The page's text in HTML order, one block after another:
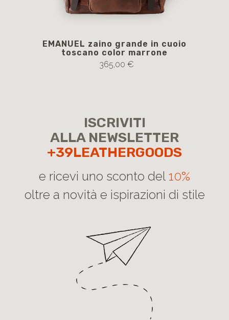
EMANUEL zaino grande in cuoio
toscano color marrone
365,00 €
ISCRIVITI
ALLA NEWSLETTER
+39LEATHERGOODS
e ricevi uno sconto del 10%
oltre a novità e ispirazioni di stile